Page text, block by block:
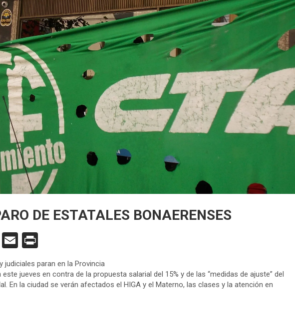
DE ESTATALES BONAERENSES
T
el
E
m
ail tF
ri
paran en la Provincia
jueves en contra de la propuesta salarial del 15% y de las “medidas de ajuste” del
En la ciudad se verán afectados el HIGA y el Materno, las clases y la atención en